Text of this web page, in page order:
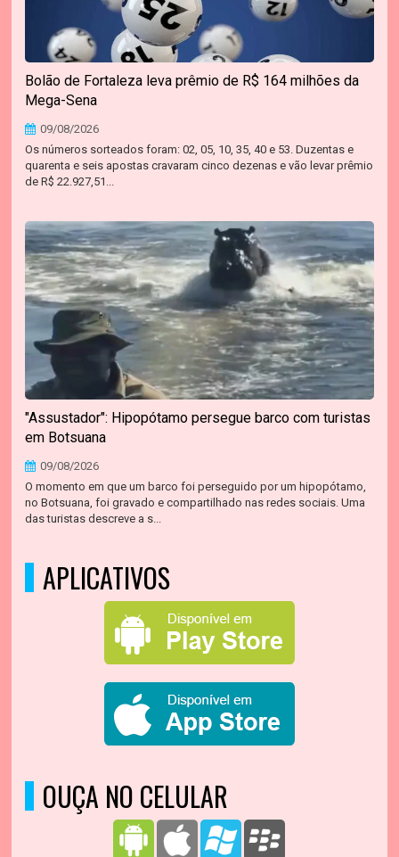
Bolão de Fortaleza leva prêmio de R$ 164 milhões da
Mega-Sena
09/08/2026
Os números sorteados foram: 02, 05, 10, 35, 40 e 53. Duzentas e
quarenta e seis apostas cravaram cinco dezenas e vão levar prêmio
de R$ 22.927,51...
"Assustador": Hipopótamo persegue barco com turistas
em Botsuana
09/08/2026
O momento em que um barco foi perseguido por um hipopótamo,
no Botsuana, foi gravado e compartilhado nas redes sociais. Uma
das turistas descreve a s...
APLICATIVOS
OUÇA NO CELULAR